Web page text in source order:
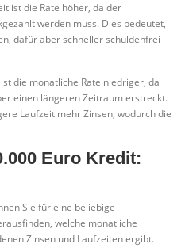
ist die Rate höher, da der
werden muss. Dies bedeutet,
dafür aber schneller schuldenfrei
die monatliche Rate niedriger, da
einen längeren Zeitraum erstreckt.
Laufzeit mehr Zinsen, wodurch die
Euro Kredit:
Sie für eine beliebige
welche monatliche
Zinsen und Laufzeiten ergibt.